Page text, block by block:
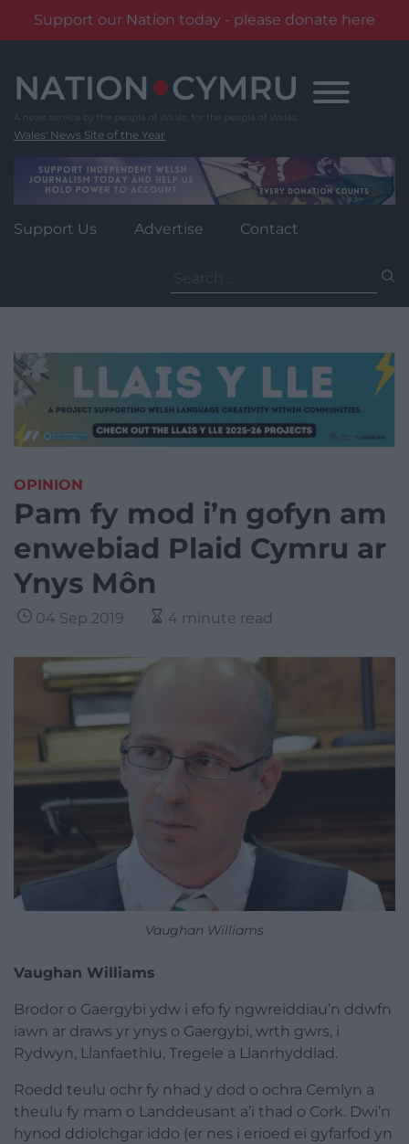
Support our Nation today - please donate here
content
Wales' News Site of the Year
Support Us Advertise Contact
for:
OPINION
Pam fy mod i’n gofyn am
enwebiad Plaid Cymru ar
Ynys Môn
04 Sep 2019 4 minute read
Vaughan Williams
Vaughan Williams
Brodor o Gaergybi ydw i efo fy ngwreiddiau’n ddwfn
iawn ar draws yr ynys o Gaergybi, wrth gwrs, i
Rydwyn, Llanfaethlu, Tregele a Llanrhyddlad.
Roedd teulu ochr fy nhad y dod o ochra Cemlyn a
theulu fy mam o Landdeusant a’i thad o Cork. Dwi’n
hynod ddiolchgar iddo (er nes i erioed ei gyfarfod yn